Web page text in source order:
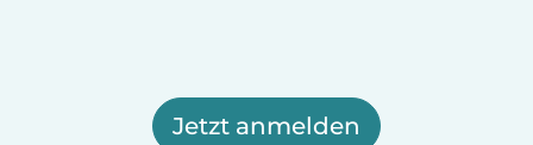
Jetzt anmelden